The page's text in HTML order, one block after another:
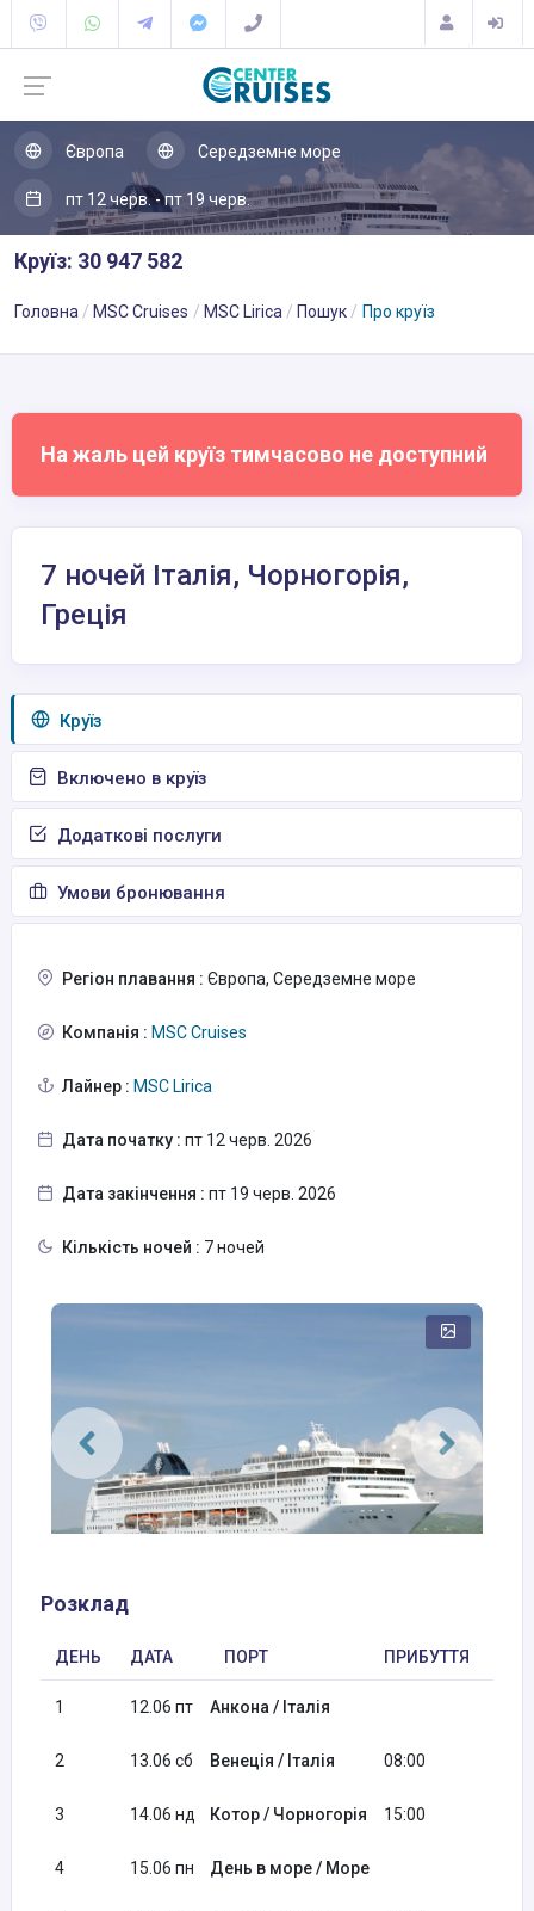
Європа Середземне море
пт 12 черв. - пт 19 черв.
Круїз: 30 947 582
Головна MSC Cruises MSC Lirica Пошук Про круїз
На жаль цей круїз тимчасово не доступний
7 ночей Італія, Чорногорія,
Греція
Круїз
Включено в круїз
Додаткові послуги
Умови бронювання
Регіон плавання : Європа, Середземне море
Компанія : MSC Cruises
Лайнер : MSC Lirica
Дата початку : пт 12 черв. 2026
Дата закінчення : пт 19 черв. 2026
Кількість ночей : 7 ночей
Розклад
ДЕНЬ ДАТА ПОРТ ПРИБУТТЯ
1 12.06 пт Анкона / Італія
2 13.06 сб Венеція / Італія 08:00
3 14.06 нд Котор / Чорногорія 15:00
4 15.06 пн День в море / Море